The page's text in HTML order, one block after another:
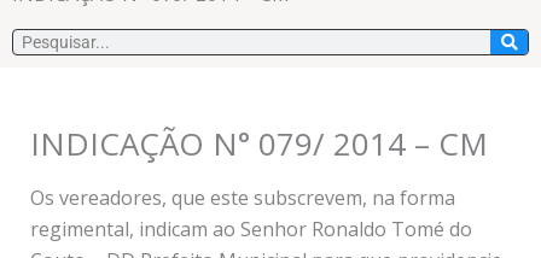
Pesquisar
INDICAÇÃO N° 079/ 2014 – CM
Os vereadores, que este subscrevem, na forma
regimental, indicam ao Senhor Ronaldo Tomé do